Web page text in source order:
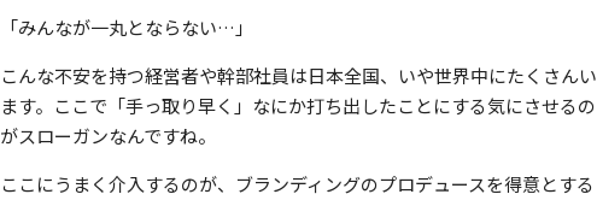
「みんなが一丸とならない…」
こんな不安を持つ経営者や幹部社員は日本全国、いや世界中にたくさんい
ます。ここで「手っ取り早く」なにか打ち出したことにする気にさせるの
がスローガンなんですね。
ここにうまく介入するのが、ブランディングのプロデュースを得意とする